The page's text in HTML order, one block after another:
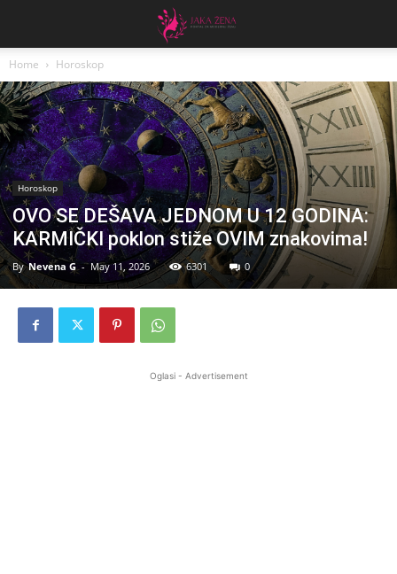
Home Horoskop
Horoskop
OVO SE DEŠAVA JEDNOM U 12 GODINA:
KARMIČKI poklon stiže OVIM znakovima!
By Nevena G - May 11, 2026 6301 0
Oglasi - Advertisement